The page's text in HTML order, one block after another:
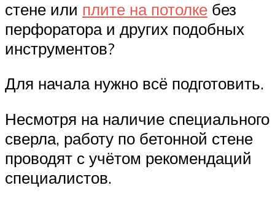
стене или плите на потолке без
перфоратора и других подобных
инструментов?
Для начала нужно всё подготовить.
Несмотря на наличие специального
сверла, работу по бетонной стене
проводят с учётом рекомендаций
специалистов.